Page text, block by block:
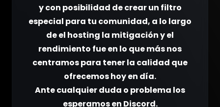
y con posibilidad de crear un filtro
especial para tu comunidad, a lo largo
de el hosting la mitigación y el
rendimiento fue en lo que más nos
centramos para tener la calidad que
ofrecemos hoy en día.
Ante cualquier duda o problema los
esperamos en Discord.